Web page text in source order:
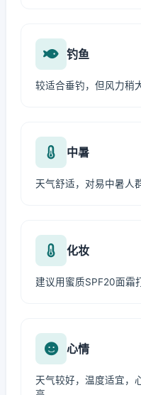
钓鱼
较适合垂钓，但风力稍
中暑
天气舒适，对易中暑人
化妆
建议用蜜质SPF20面霜
心情
天气较好，温度适宜，